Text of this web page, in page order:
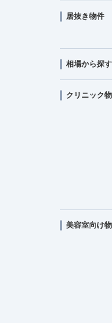
居抜き物件
相場から探す
クリニック
美容室向け